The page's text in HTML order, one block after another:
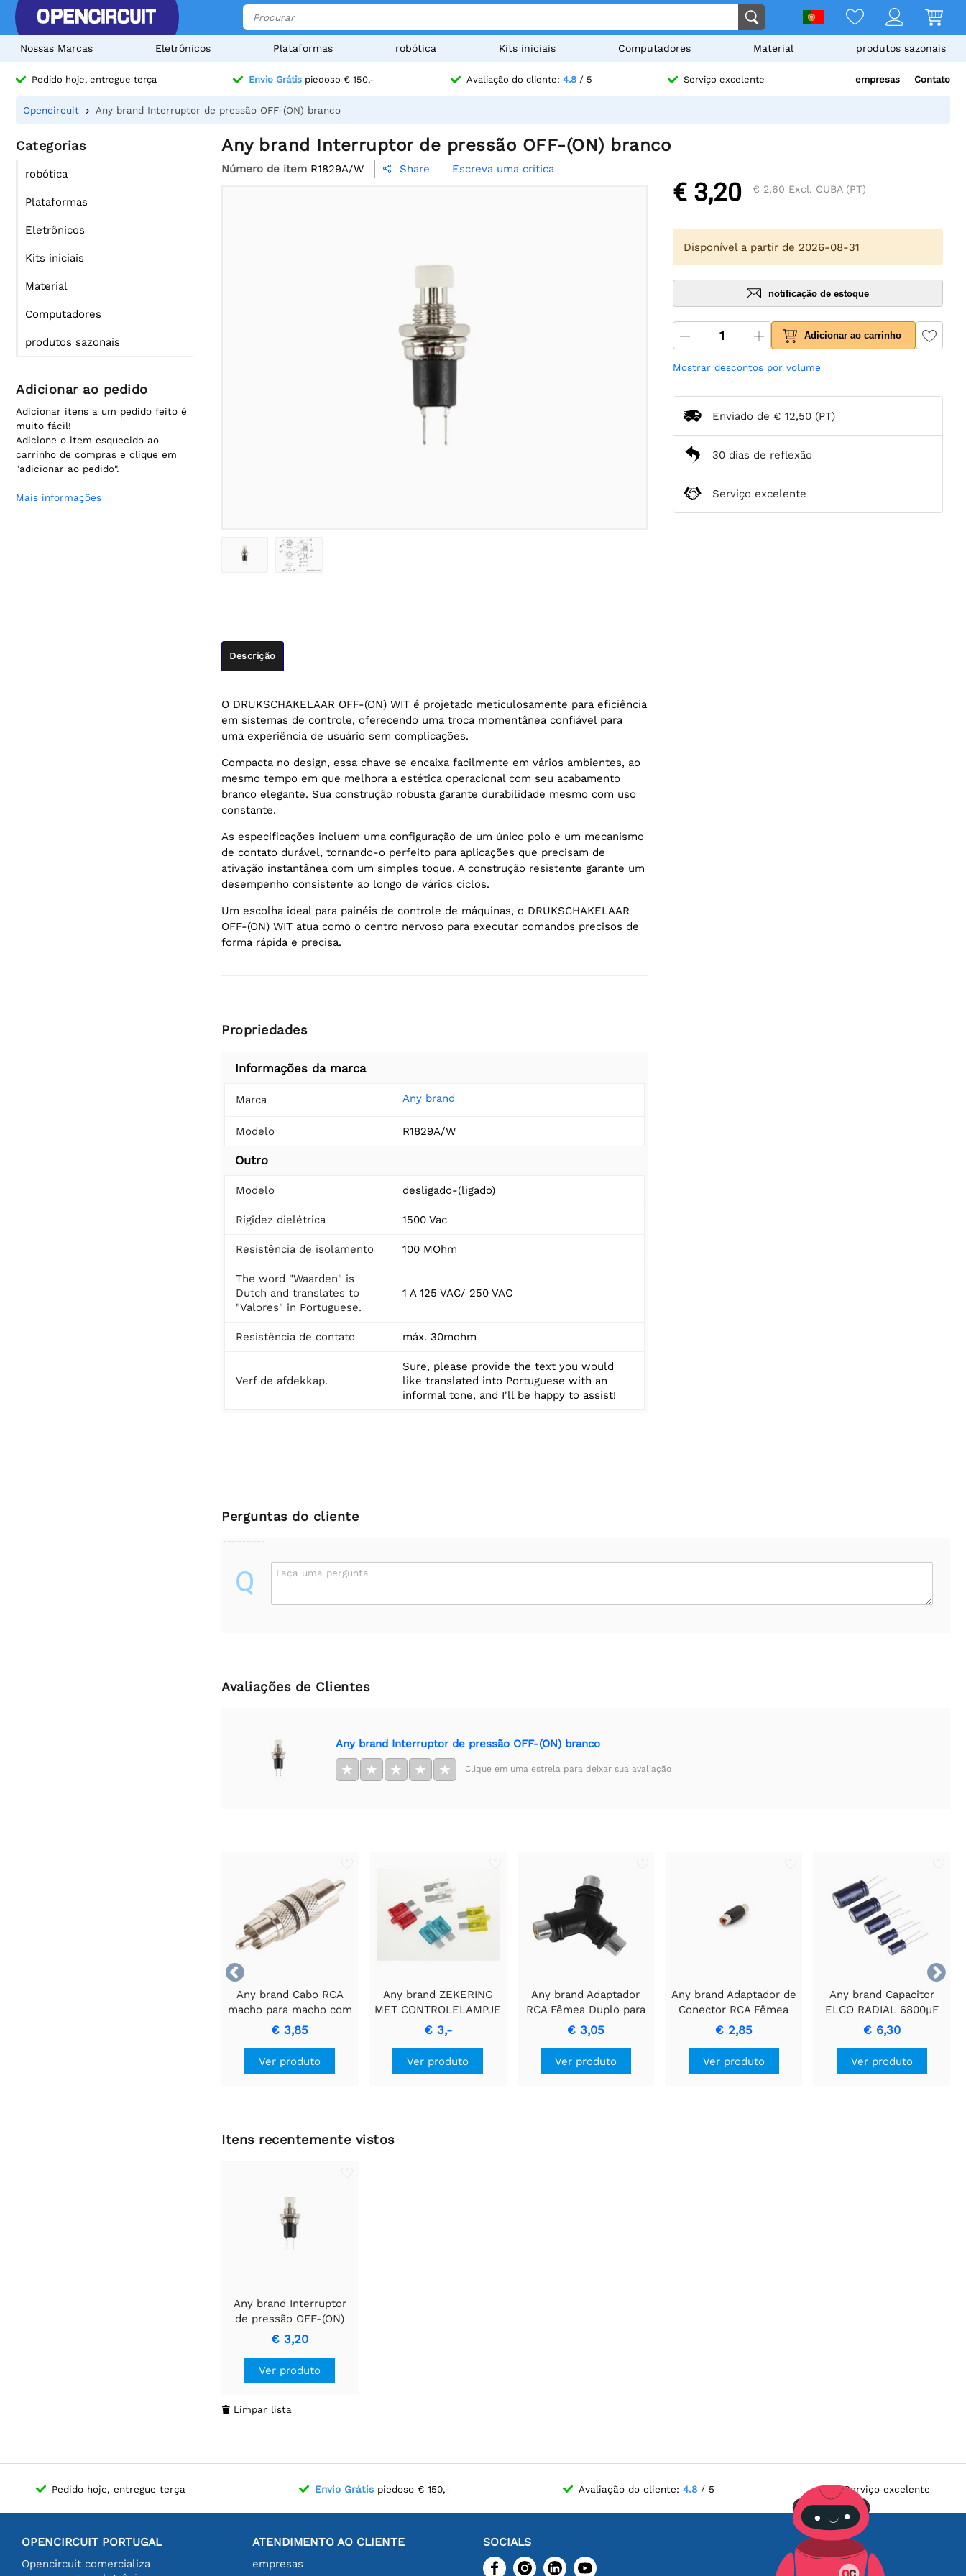
Nossas Marcas Eletrônicos Plataformas robótica Kits iniciais Computadores Material produtos sazonais
Pedido hoje, entregue terça Envio Grátispiedoso € 150,- Avaliação do cliente: 4.8/ 5 Serviço excelente empresas Contato
Opencircuit Any brand Interruptor de pressão OFF-(ON) branco
Categorias
robótica
Plataformas
Eletrônicos
Kits iniciais
Material
Computadores
produtos sazonais
Adicionar ao pedido
Adicionar itens a um pedido feito é
muito fácil!
Adicione o item esquecido ao
carrinho de compras e clique em
"adicionar ao pedido".
Mais informações
Any brand Interruptor de pressão OFF-(ON) branco
Número de item R1829A/W  Share Escreva uma crítica
Descrição
O DRUKSCHAKELAAR OFF-(ON) WIT é projetado meticulosamente para eficiência
em sistemas de controle, oferecendo uma troca momentânea confiável para
uma experiência de usuário sem complicações.
Compacta no design, essa chave se encaixa facilmente em vários ambientes, ao
mesmo tempo em que melhora a estética operacional com seu acabamento
branco elegante. Sua construção robusta garante durabilidade mesmo com uso
constante.
As especificações incluem uma configuração de um único polo e um mecanismo
de contato durável, tornando-o perfeito para aplicações que precisam de
ativação instantânea com um simples toque. A construção resistente garante um
desempenho consistente ao longo de vários ciclos.
Um escolha ideal para painéis de controle de máquinas, o DRUKSCHAKELAAR
OFF-(ON) WIT atua como o centro nervoso para executar comandos precisos de
forma rápida e precisa.
Propriedades
Informações da marca
Marca Any brand
Modelo R1829A/W
Outro
Modelo desligado-(ligado)
Rigidez dielétrica 1500 Vac
Resistência de isolamento 100 MOhm
The word "Waarden" is
Dutch and translates to
"Valores" in Portuguese.
1 A 125 VAC/ 250 VAC
Resistência de contato máx. 30mohm
Verf de afdekkap.
Sure, please provide the text you would
like translated into Portuguese with an
informal tone, and I'll be happy to assist!
€ 3,20 € 2,60 Excl. CUBA (PT)
Disponível a partir de 2026-08-31
notificação de estoque
Adicionar ao carrinho
Mostrar descontos por volume
Enviado de € 12,50 (PT)
30 dias de reflexão
Serviço excelente
Perguntas do cliente
Q Faça uma pergunta
Avaliações de Clientes
Any brand Interruptor de pressão OFF-(ON) branco
★ ★ ★ ★ ★ Clique em uma estrela para deixar sua avaliação


Any brand Cabo RCA
macho para macho com
anel preto para
transferência de sinal
de alta qualidade.
€ 3,85
Ver produto
Any brand ZEKERING
MET CONTROLELAMPJE
- Fusível azul de 15A
€ 3,-
Ver produto
Any brand Adaptador
RCA Fêmea Duplo para
RCA Fêmea
€ 3,05
Ver produto
Any brand Adaptador de
Conector RCA Fêmea
para Conector Fêmea
para Conexões de Áudio
€ 2,85
Ver produto
Any brand Capacitor
ELCO RADIAL 6800µF
16V para
Armazenamento de
Energia
€ 6,30
Ver produto
Itens recentemente vistos
Any brand Interruptor
de pressão OFF-(ON)
branco
€ 3,20
Ver produto
 Limpar lista
Pedido hoje, entregue terça Envio Grátispiedoso € 150,- Avaliação do cliente:4.8 / 5 Serviço excelente
OPENCIRCUIT PORTUGAL
Opencircuit comercializa
ATENDIMENTO AO CLIENTE
empresas
SOCIALS